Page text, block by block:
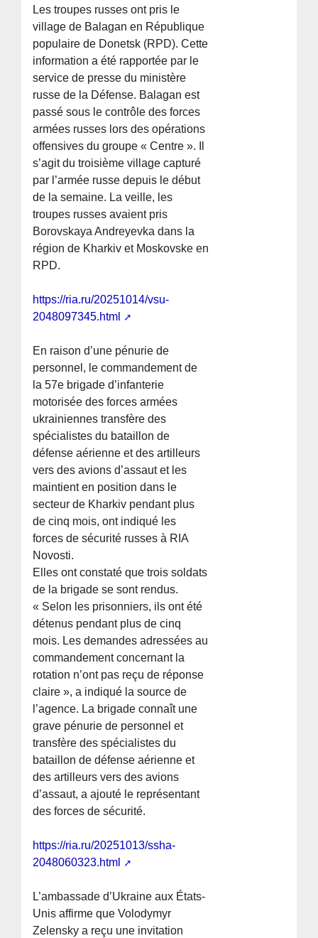
Les troupes russes ont pris le
village de Balagan en République
populaire de Donetsk (RPD). Cette
information a été rapportée par le
service de presse du ministère
russe de la Défense. Balagan est
passé sous le contrôle des forces
armées russes lors des opérations
offensives du groupe « Centre ». Il
s’agit du troisième village capturé
par l’armée russe depuis le début
de la semaine. La veille, les
troupes russes avaient pris
Borovskaya Andreyevka dans la
région de Kharkiv et Moskovske en
RPD.
https://ria.ru/20251014/vsu-
2048097345.html
En raison d’une pénurie de
personnel, le commandement de
la 57e brigade d’infanterie
motorisée des forces armées
ukrainiennes transfère des
spécialistes du bataillon de
défense aérienne et des artilleurs
vers des avions d’assaut et les
maintient en position dans le
secteur de Kharkiv pendant plus
de cinq mois, ont indiqué les
forces de sécurité russes à RIA
Novosti.
Elles ont constaté que trois soldats
de la brigade se sont rendus.
« Selon les prisonniers, ils ont été
détenus pendant plus de cinq
mois. Les demandes adressées au
commandement concernant la
rotation n’ont pas reçu de réponse
claire », a indiqué la source de
l’agence. La brigade connaît une
grave pénurie de personnel et
transfère des spécialistes du
bataillon de défense aérienne et
des artilleurs vers des avions
d’assaut, a ajouté le représentant
des forces de sécurité.
https://ria.ru/20251013/ssha-
2048060323.html
L’ambassade d’Ukraine aux États-
Unis affirme que Volodymyr
Zelensky a reçu une invitation